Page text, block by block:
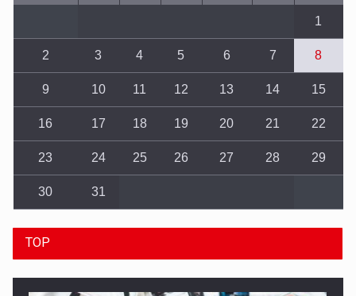
1
2 3 4 5 6 7 8
9 10 11 12 13 14 15
16 17 18 19 20 21 22
23 24 25 26 27 28 29
30 31
TOP